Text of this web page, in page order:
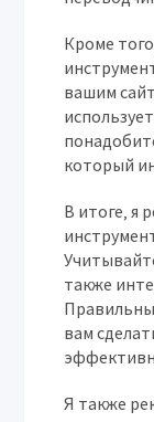
Кроме
вашим
который
В итоге‚
также
вам
Я также